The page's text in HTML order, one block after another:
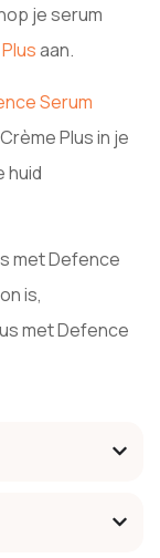
je serum
aan.
Serum
Plus in je
huid
met Defence
is,
met Defence